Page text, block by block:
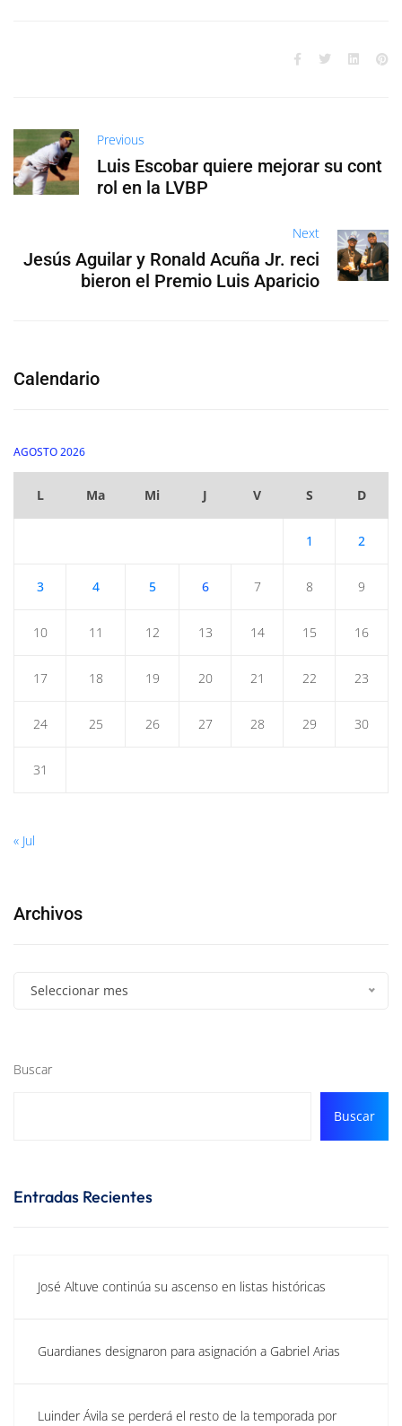
Previous
Luis Escobar quiere mejorar su cont
rol en la LVBP
Next
Jesús Aguilar y Ronald Acuña Jr. reci
bieron el Premio Luis Aparicio
Calendario
AGOSTO 2026
L Ma Mi J V S D
1 2
3 4 5 6 7 8 9
10 11 12 13 14 15 16
17 18 19 20 21 22 23
24 25 26 27 28 29 30
31
« Jul
Archivos
Seleccionar mes
Buscar
Buscar
Entradas Recientes
José Altuve continúa su ascenso en listas históricas
Guardianes designaron para asignación a Gabriel Arias
Luinder Ávila se perderá el resto de la temporada por